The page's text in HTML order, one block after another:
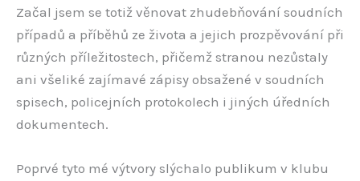
Začal jsem se totiž věnovat zhudebňování soudních
případů a příběhů ze života a jejich prozpěvování při
různých příležitostech, přičemž stranou nezůstaly
ani všeliké zajímavé zápisy obsažené v soudních
spisech, policejních protokolech i jiných úředních
dokumentech.
Poprvé tyto mé výtvory slýchalo publikum v klubu